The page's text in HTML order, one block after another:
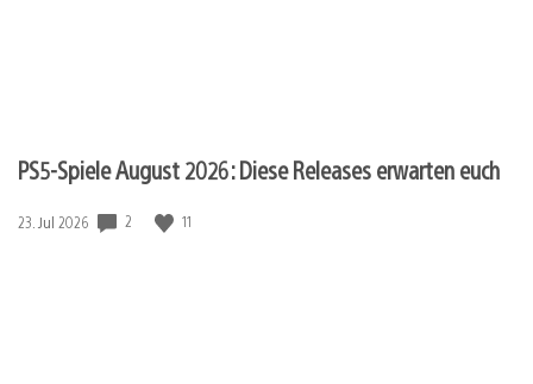
PS5-Spiele August 2026: Diese Releases erwarten euch
Veröffentlichungsdatum:
23. Jul 2026 2 11